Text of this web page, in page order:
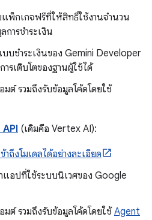
แพ็กเกจฟรีที่ให้สิทธิ์ใช้งานจำนวน
การชำระเงิน
บชำระเงินของ Gemini Developer
รเติบโตของฐานผู้ใช้ได้
ต์ รวมถึงรับข้อมูลโค้ดโดยใช้
(เดิมคือ Vertex AI):
งโมเดลได้อย่างละเอียด
อปที่ใช้ระบบนิเวศของ Google
ต์ รวมถึงรับข้อมูลโค้ดโดยใช้Agent